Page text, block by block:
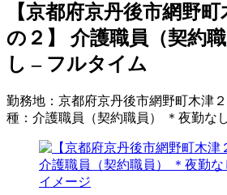
【京都府京丹後市網野
の２】 介護職員（契約
し – フルタイム
勤務地： 京都府京丹後市網野町木津
種： 介護職員（契約職員） ＊夜勤な